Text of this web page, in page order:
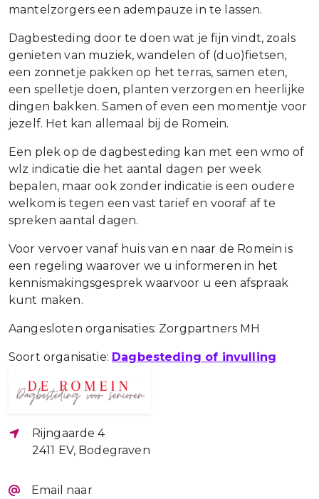
mantelzorgers een adempauze in te lassen.
Dagbesteding door te doen wat je fijn vindt, zoals
genieten van muziek, wandelen of (duo)fietsen,
een zonnetje pakken op het terras, samen eten,
een spelletje doen, planten verzorgen en heerlijke
dingen bakken. Samen of even een momentje voor
jezelf. Het kan allemaal bij de Romein.
Een plek op de dagbesteding kan met een wmo of
wlz indicatie die het aantal dagen per week
bepalen, maar ook zonder indicatie is een oudere
welkom is tegen een vast tarief en vooraf af te
spreken aantal dagen.
Voor vervoer vanaf huis van en naar de Romein is
een regeling waarover we u informeren in het
kennismakingsgesprek waarvoor u een afspraak
kunt maken.
Aangesloten organisaties: Zorgpartners MH
Soort organisatie: Dagbesteding of invulling
Rijngaarde 4
2411 EV, Bodegraven
Email naar